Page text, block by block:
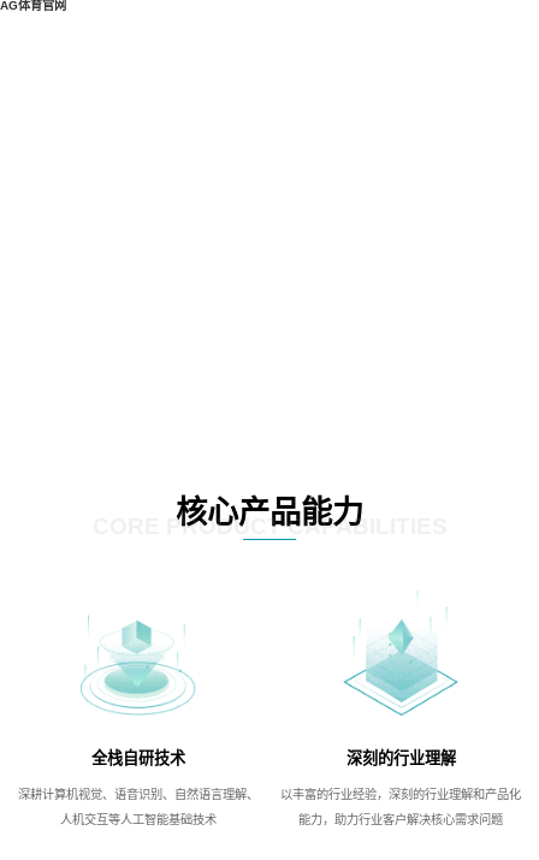
AG体育官网
核心产品能力
CORE PRODUCT CAPABILITIES
全栈自研技术
深耕计算机视觉、语音识别、自然语言理解、
人机交互等人工智能基础技术
深刻的行业理解
以丰富的行业经验，深刻的行业理解和产品化
能力，助力行业客户解决核心需求问题